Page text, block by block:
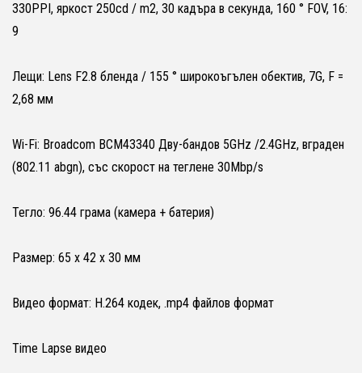
330PPI, яркост 250cd / m2, 30 кадъра в секунда, 160 ° FOV, 16:
9
Лещи: Lens F2.8 бленда / 155 ° широкоъгълен обектив, 7G, F =
2,68 мм
Wi-Fi: Broadcom BCM43340 Дву-бандов 5GHz /2.4GHz, вграден
(802.11 abgn), със скорост на теглене 30Mbp/s
Тегло: 96.44 грама (камера + батерия)
Размер: 65 х 42 х 30 мм
Видео формат: H.264 кодек, .mp4 файлов формат
Time Lapse видео